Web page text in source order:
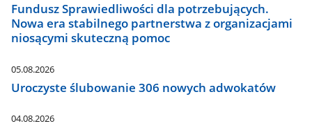
Fundusz Sprawiedliwości dla potrzebujących.
Nowa era stabilnego partnerstwa z organizacjami
niosącymi skuteczną pomoc
05.08.2026
Uroczyste ślubowanie 306 nowych adwokatów
04.08.2026